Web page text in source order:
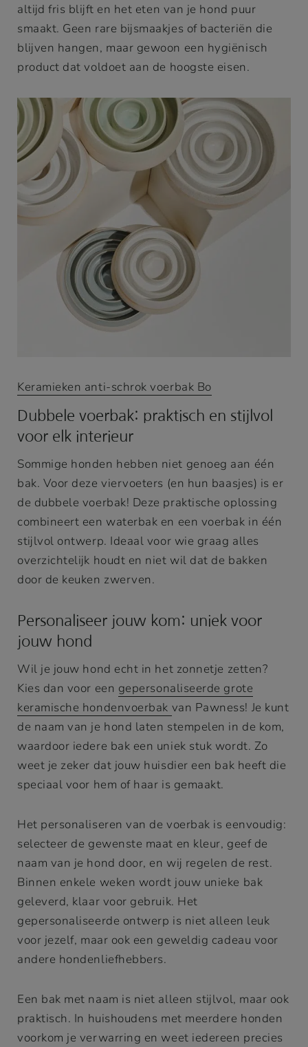
altijd fris blijft en het eten van je hond puur
smaakt. Geen rare bijsmaakjes of bacteriën die
blijven hangen, maar gewoon een hygiënisch
product dat voldoet aan de hoogste eisen.
Keramieken anti-schrok voerbak Bo
Dubbele voerbak: praktisch en stijlvol
voor elk interieur
Sommige honden hebben niet genoeg aan één
bak. Voor deze viervoeters (en hun baasjes) is er
de dubbele voerbak! Deze praktische oplossing
combineert een waterbak en een voerbak in één
stijlvol ontwerp. Ideaal voor wie graag alles
overzichtelijk houdt en niet wil dat de bakken
door de keuken zwerven.
Personaliseer jouw kom: uniek voor
jouw hond
Wil je jouw hond echt in het zonnetje zetten?
Kies dan voor een gepersonaliseerde grote
keramische hondenvoerbak van Pawness! Je kunt
de naam van je hond laten stempelen in de kom,
waardoor iedere bak een uniek stuk wordt. Zo
weet je zeker dat jouw huisdier een bak heeft die
speciaal voor hem of haar is gemaakt.
Het personaliseren van de voerbak is eenvoudig:
selecteer de gewenste maat en kleur, geef de
naam van je hond door, en wij regelen de rest.
Binnen enkele weken wordt jouw unieke bak
geleverd, klaar voor gebruik. Het
gepersonaliseerde ontwerp is niet alleen leuk
voor jezelf, maar ook een geweldig cadeau voor
andere hondenliefhebbers.
Een bak met naam is niet alleen stijlvol, maar ook
praktisch. In huishoudens met meerdere honden
voorkom je verwarring en weet iedereen precies